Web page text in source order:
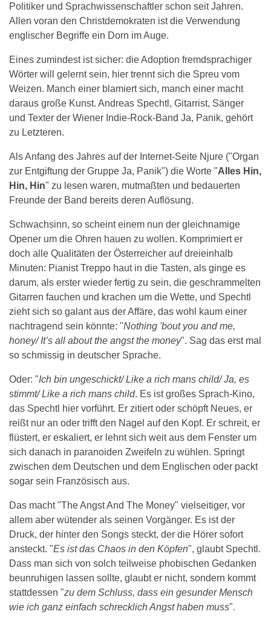
Politiker und Sprachwissenschaftler schon seit Jahren.
Allen voran den Christdemokraten ist die Verwendung
englischer Begriffe ein Dorn im Auge.
Eines zumindest ist sicher: die Adoption fremdsprachiger
Wörter will gelernt sein, hier trennt sich die Spreu vom
Weizen. Manch einer blamiert sich, manch einer macht
daraus große Kunst. Andreas Spechtl, Gitarrist, Sänger
und Texter der Wiener Indie-Rock-Band Ja, Panik, gehört
zu Letzteren.
Als Anfang des Jahres auf der Internet-Seite Njure ("Organ
zur Entgiftung der Gruppe Ja, Panik") die Worte "Alles Hin,
Hin, Hin" zu lesen waren, mutmaßten und bedauerten
Freunde der Band bereits deren Auflösung.
Schwachsinn, so scheint einem nun der gleichnamige
Opener um die Ohren hauen zu wollen. Komprimiert er
doch alle Qualitäten der Österreicher auf dreieinhalb
Minuten: Pianist Treppo haut in die Tasten, als ginge es
darum, als erster wieder fertig zu sein, die geschrammelten
Gitarren fauchen und krachen um die Wette, und Spechtl
zieht sich so galant aus der Affäre, das wohl kaum einer
nachtragend sein könnte: "Nothing 'bout you and me,
honey/ It’s all about the angst the money". Sag das erst mal
so schmissig in deutscher Sprache.
Oder: "Ich bin ungeschickt/ Like a rich mans child/ Ja, es
stimmt/ Like a rich mans child. Es ist großes Sprach-Kino,
das Spechtl hier vorführt. Er zitiert oder schöpft Neues, er
reißt nur an oder trifft den Nagel auf den Kopf. Er schreit, er
flüstert, er eskaliert, er lehnt sich weit aus dem Fenster um
sich danach in paranoiden Zweifeln zu wühlen. Springt
zwischen dem Deutschen und dem Englischen oder packt
sogar sein Französisch aus.
Das macht "The Angst And The Money" vielseitiger, vor
allem aber wütender als seinen Vorgänger. Es ist der
Druck, der hinter den Songs steckt, der die Hörer sofort
ansteckt. "Es ist das Chaos in den Köpfen", glaubt Spechtl.
Dass man sich von solch teilweise phobischen Gedanken
beunruhigen lassen sollte, glaubt er nicht, sondern kommt
stattdessen "zu dem Schluss, dass ein gesunder Mensch
wie ich ganz einfach schrecklich Angst haben muss".